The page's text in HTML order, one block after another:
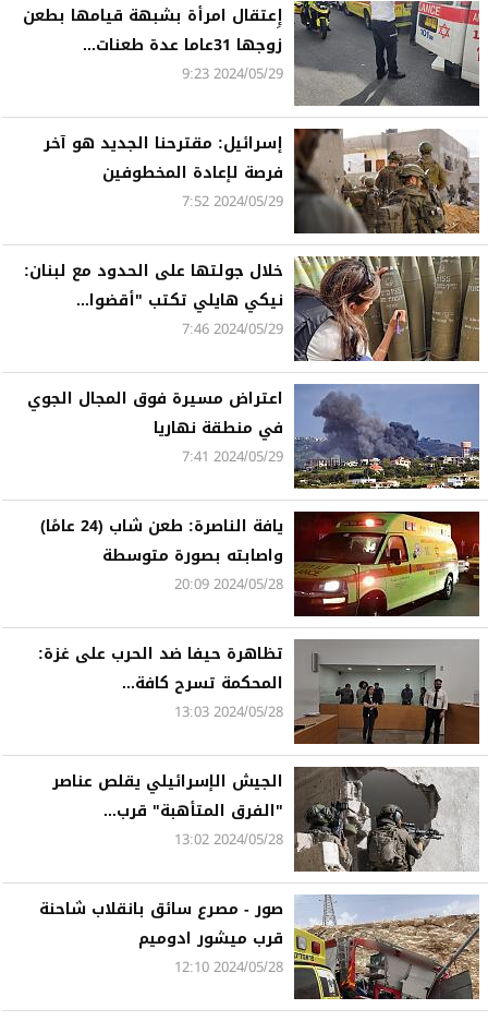
إِعتقال امرأة بشبهة قيامها بطعن
زوجها 31عاما عدة طعنات...
2024/05/29 9:23
إسرائيل: مقترحنا الجديد هو آخر
فرصة لإعادة المخطوفين
2024/05/29 7:52
خلال جولتها على الحدود مع لبنان:
نيكي هايلي تكتب "أقضوا...
2024/05/29 7:46
اعتراض مسيرة فوق المجال الجوي
في منطقة نهاريا
2024/05/29 7:41
يافة الناصرة: طعن شاب (24 عامًا)
واصابته بصورة متوسطة
2024/05/28 20:09
تظاهرة حيفا ضد الحرب على غزة:
المحكمة تسرح كافة...
2024/05/28 13:03
الجيش الإسرائيلي يقلص عناصر
"الفرق المتأهبة" قرب...
2024/05/28 13:02
صور - مصرع سائق بانقلاب شاحنة
قرب ميشور ادوميم
2024/05/28 12:10